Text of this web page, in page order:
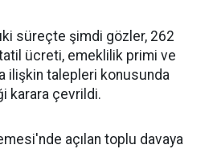
süreçte şimdi gözler, 262
ücreti, emeklilik primi ve
ilişkin talepleri konusunda
karara çevrildi.
açılan toplu davaya